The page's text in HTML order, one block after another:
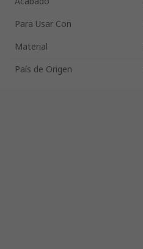
Para Usar Con
Material
País de Origen